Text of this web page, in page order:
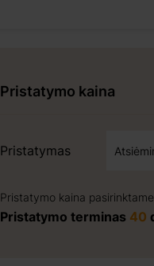
Pristatymo kaina
Pristatymas
Pristatymo kaina
Pristatymo terminas 40